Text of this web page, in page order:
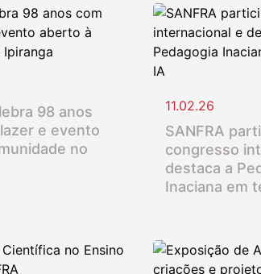
98 anos
e evento
no
11.02.26
SANFRA
congresso
destaca a
Inaciana em